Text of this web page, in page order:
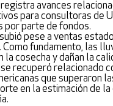
avances
para consultoras de
por parte de fondos.
pese a ventas
Como fundamento, las
la cosecha y dañan la
se recuperó relacionado
que superaron
en la estimación de la